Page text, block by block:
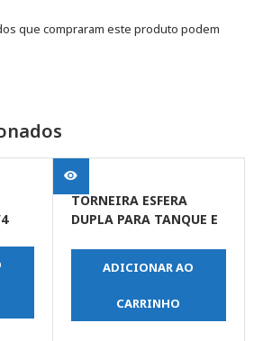
que compraram este produto podem
TORNEIRA ESFERA
DUPLA PARA TANQUE E
ADICIONAR AO
CARRINHO